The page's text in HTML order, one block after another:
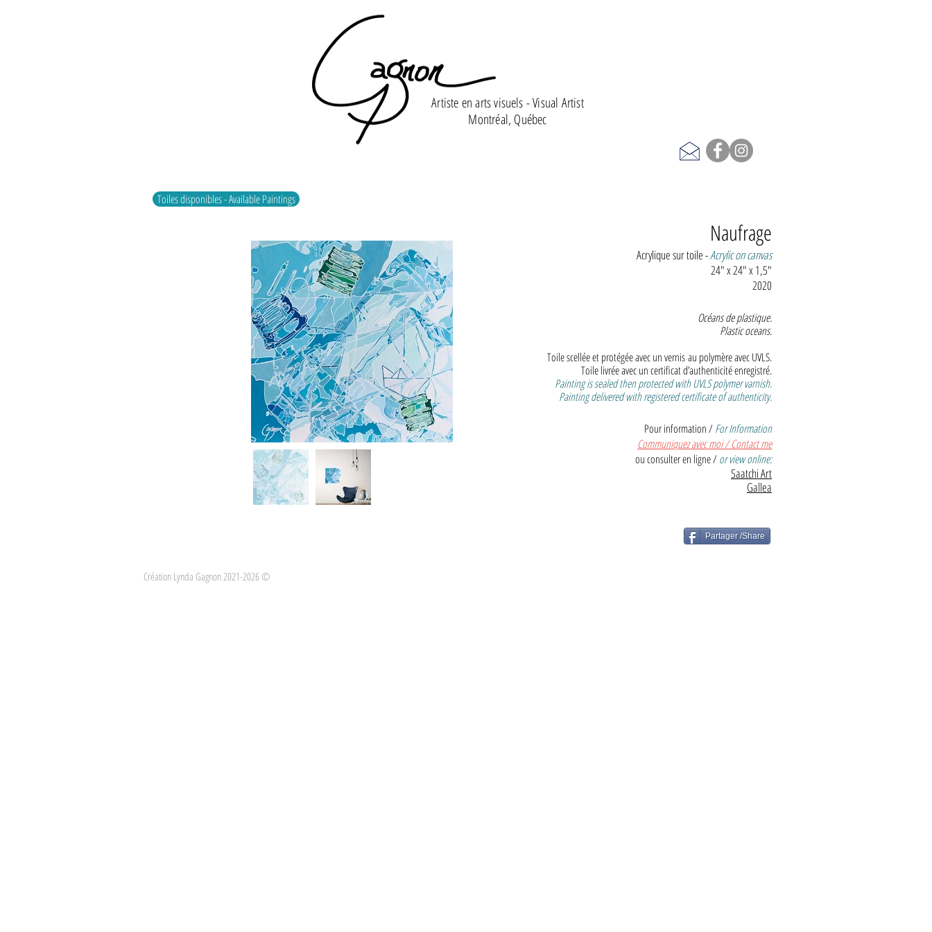
Artiste en arts visuels - Visual Artist
Montréal, Québec
Toiles disponibles - Available Paintings
Naufrage
Acrylique sur toile -Acrylic on canvas
24" x 24" x 1,5"
2020
Océans de plastique.
Plastic oceans.
Toile scellée et protégée avec un vernisau polymère avec UVLS.
Toile livrée avec un certificat d’authenticité enregistré.
Painting is sealed then protected with UVLS polymer varnish.
Painting delivered with registered certificate of authenticity.
Pour information / For Information
Communiquez avec moi / Contact me
ou consulter en ligne / or view online:
Saatchi Art
Gallea
Partager /Share
Création Lynda Gagnon 2021-2026 ©